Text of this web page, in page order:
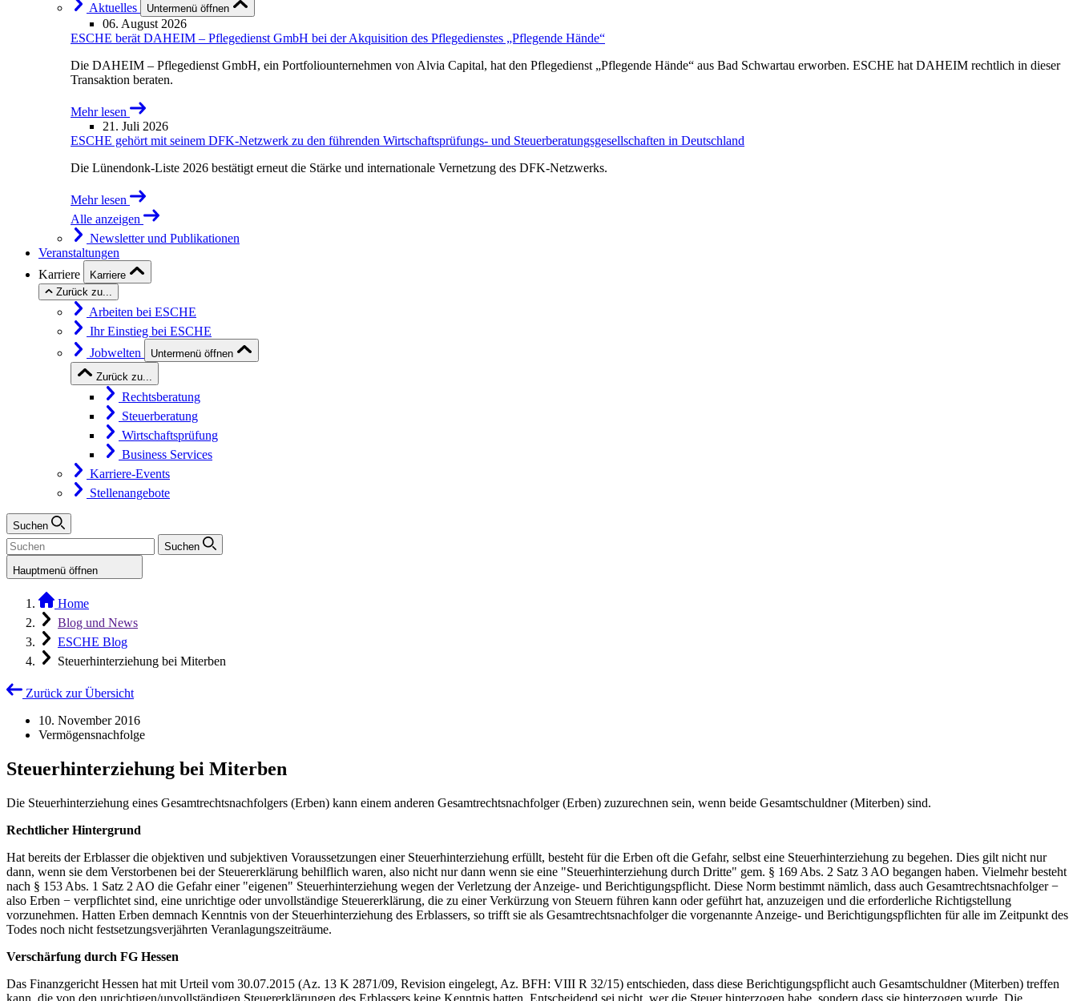
Aktuelles
Untermenü öffnen
06. August 2026
ESCHE berät DAHEIM – Pflegedienst GmbH bei der Akquisition des Pflegedienstes „Pflegende Hände“
Die DAHEIM – Pflegedienst GmbH, ein Portfoliounternehmen von Alvia Capital, hat den Pflegedienst „Pflegende Hände“ aus Bad Schwartau erworben. ESCHE hat DAHEIM rechtlich in dieser
Transaktion beraten.
Mehr lesen
21. Juli 2026
ESCHE gehört mit seinem DFK-Netzwerk zu den führenden Wirtschaftsprüfungs- und Steuerberatungsgesellschaften in Deutschland
Die Lünendonk-Liste 2026 bestätigt erneut die Stärke und internationale Vernetzung des DFK-Netzwerks.
Mehr lesen
Alle anzeigen
Newsletter und Publikationen
Veranstaltungen
Karriere
Karriere
Zurück zu...
Arbeiten bei ESCHE
Ihr Einstieg bei ESCHE
Jobwelten
Untermenü öffnen
Zurück zu...
Rechtsberatung
Steuerberatung
Wirtschaftsprüfung
Business Services
Karriere-Events
Stellenangebote
Suchen
Suchen
Hauptmenü öffnen
Home
Blog und News
ESCHE Blog
Steuerhinterziehung bei Miterben
Zurück zur Übersicht
10. November 2016
Vermögensnachfolge
Steuerhinterziehung bei Miterben
Die Steuerhinterziehung eines Gesamtrechtsnachfolgers (Erben) kann einem anderen Gesamtrechtsnachfolger (Erben) zuzurechnen sein, wenn beide Gesamtschuldner (Miterben) sind.
Rechtlicher Hintergrund
Hat bereits der Erblasser die objektiven und subjektiven Voraussetzungen einer Steuerhinterziehung erfüllt, besteht für die Erben oft die Gefahr, selbst eine Steuerhinterziehung zu begehen. Dies gilt nicht nur
dann, wenn sie dem Verstorbenen bei der Steuererklärung behilflich waren, also nicht nur dann wenn sie eine "Steuerhinterziehung durch Dritte" gem. § 169 Abs. 2 Satz 3 AO begangen haben. Vielmehr besteht
nach § 153 Abs. 1 Satz 2 AO die Gefahr einer "eigenen" Steuerhinterziehung wegen der Verletzung der Anzeige- und Berichtigungspflicht. Diese Norm bestimmt nämlich, dass auch Gesamtrechtsnachfolger −
also Erben − verpflichtet sind, eine unrichtige oder unvollständige Steuererklärung, die zu einer Verkürzung von Steuern führen kann oder geführt hat, anzuzeigen und die erforderliche Richtigstellung
vorzunehmen. Hatten Erben demnach Kenntnis von der Steuerhinterziehung des Erblassers, so trifft sie als Gesamtrechtsnachfolger die vorgenannte Anzeige- und Berichtigungspflichten für alle im Zeitpunkt des
Todes noch nicht festsetzungsverjährten Veranlagungszeiträume.
Verschärfung durch FG Hessen
Das Finanzgericht Hessen hat mit Urteil vom 30.07.2015 (Az. 13 K 2871/09, Revision eingelegt, Az. BFH: VIII R 32/15) entschieden, dass diese Berichtigungspflicht auch Gesamtschuldner (Miterben) treffen
kann, die von den unrichtigen/unvollständigen Steuererklärungen des Erblassers keine Kenntnis hatten. Entscheidend sei nicht, wer die Steuer hinterzogen habe, sondern dass sie hinterzogen wurde. Die